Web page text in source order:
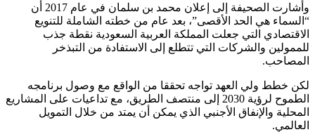
وأشارت الصحيفة إلى إعلان محمد بن سلمان في عام 2017 أن
“السماء هي الحد الأقصى”، بعد عام من خطته الشاملة للتنويع
الاقتصادي التي جعلت المملكة العربية السعودية نقطة جذب
للممولين والشركات التي تتطلع إلى الاستفادة من التبذخر
المصاحب.
لكن خطط ولي العهد تواجه تحققا من الواقع مع وصول برنامجه
الطموح لرؤية 2030 إلى منتصف الطريق، مع تداعيات على المشاريع
المحلية والإنفاق الأجنبي الذي يمكن أن يمتد من خلال التمويل
العالمي.